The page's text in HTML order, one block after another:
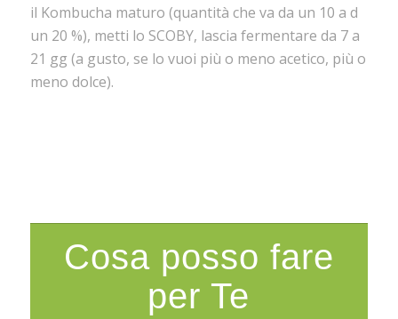
il Kombucha maturo (quantità che va da un 10 a d
un 20 %), metti lo SCOBY, lascia fermentare da 7 a
21 gg (a gusto, se lo vuoi più o meno acetico, più o
meno dolce).
Cosa posso fare
per Te